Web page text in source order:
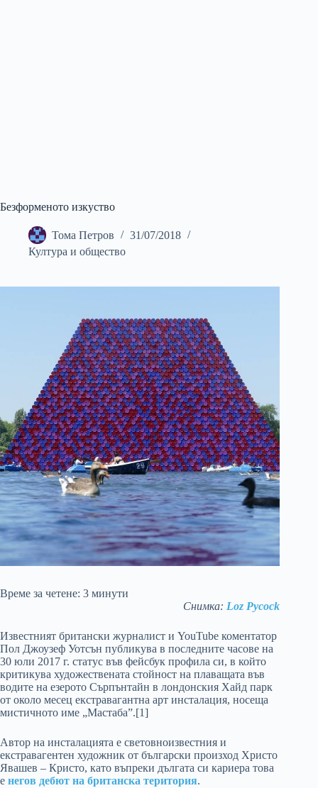
Безформеното изкуство
Тома Петров
31/07/2018
Култура и общество
Време за четене: 3 минути
Снимка: Loz Pycock
Известният британски журналист и YouTube коментатор
Пол Джоузеф Уотсън публикува в последните часове на
30 юли 2017 г. статус във фейсбук профила си, в който
критикува художествената стойност на плаващата във
водите на езерото Сърпънтайн в лондонския Хайд парк
от около месец екстравагантна арт инсталация, носеща
мистичното име „Мастаба”.[1]
Автор на инсталацията е световноизвестния и
екстравагентен художник от български произход Христо
Явашев – Кристо, като въпреки дългата си кариера това
е негов дебют на британска територия.